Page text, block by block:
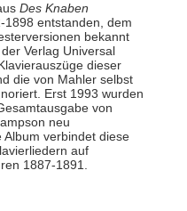
Des Knaben
1898 entstanden, dem
bekannt
Verlag Universal
dieser
die von Mahler selbst
Erst 1993 wurden
von
neu
verbindet diese
auf
1887-1891.